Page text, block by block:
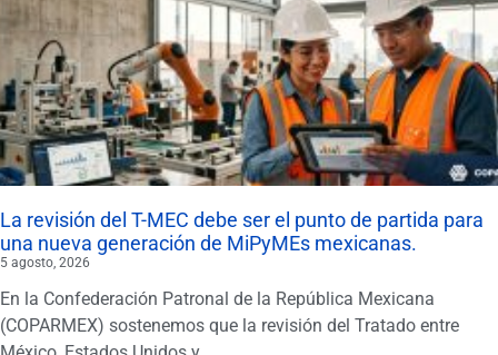
La revisión del T-MEC debe ser el punto de partida para
una nueva generación de MiPyMEs mexicanas.
5 agosto, 2026
En la Confederación Patronal de la República Mexicana
(COPARMEX) sostenemos que la revisión del Tratado entre